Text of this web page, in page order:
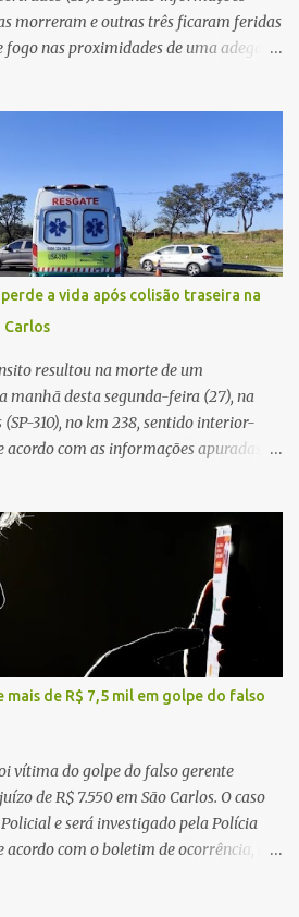
morreram e outras três ficaram feridas
nas proximidades de uma adega. O
morreram ainda no local. Outras
e socorridas. Até o momento, não
oficiais sobre o estado de saúde dos
Militar de Santa Gertrudes atenderam a
para o trabalho da perícia. Até a
suspeito havia sido preso. A Polícia
da briga, a autoria dos disparos e as
segue em anda...
a vida após colisão traseira na
Carlos
resultou na morte de um
manhã desta segunda-feira (27), na
310), no km 238, sentido interior-
acordo com as informações apuradas no
e congestionado devido a obras
em que ocorreu o impacto. Com
foi arremessado ao solo.
o capacete teria se desprendido
sofreu ferimentos gravíssimos e
de resgate e de atendimento da
pela rodovia foram acionadas e
via, além de prestarem socorro à
foi constatado ainda no local do
compareceu para o registro
mais de R$ 7,5 mil em golpe do falso
vítima do golpe do falso gerente
de R$ 7.550 em São Carlos. O caso
e será investigado pela Polícia
com o boletim de ocorrência, a